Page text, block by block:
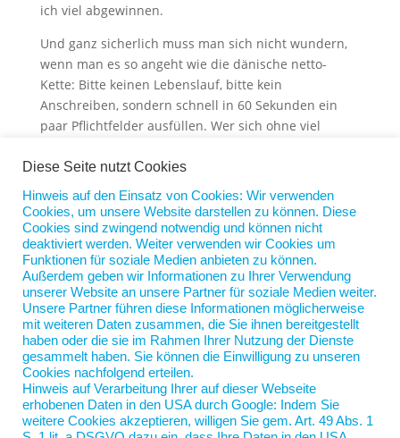
ich viel abgewinnen.
Und ganz sicherlich muss man sich nicht wundern,
wenn man es so angeht wie die dänische netto-
Kette: Bitte keinen Lebenslauf, bitte kein
Anschreiben, sondern schnell in 60 Sekunden ein
paar Pflichtfelder ausfüllen. Wer sich ohne viel
auch in 60 Sekunden schnell wieder weg.
Mit dem Daten von Frauen oder Männern ist es
allerdings wie mit dem Daten von Unternehmen:
Man sieht sich immer zweimal im Leben. Und das
Wiedersehen kann dann unangenehm sein. Deshalb
sollte man einem Unternehmen reinen Wein
einschenken, wenn man nicht mehr interessiert ist.
Dann kann man sich bei einem späteren
Wiedersehen problemlos in die Augen schauen. Und
das ist immer besser.
Diese Seite nutzt Cookies
Hinweis auf den Einsatz von Cookies: Wir verwenden
Cookies, um unsere Website darstellen zu können. Diese
Cookies sind zwingend notwendig und können nicht
deaktiviert werden. Weiter verwenden wir Cookies um
Funktionen für soziale Medien anbieten zu können.
Außerdem geben wir Informationen zu Ihrer Verwendung
unserer Website an unsere Partner für soziale Medien weiter.
Unsere Partner führen diese Informationen möglicherweise
mit weiteren Daten zusammen, die Sie ihnen bereitgestellt
haben oder die sie im Rahmen Ihrer Nutzung der Dienste
gesammelt haben. Sie können die Einwilligung zu unseren
Cookies nachfolgend erteilen.
Hinweis auf Verarbeitung Ihrer auf dieser Webseite
erhobenen Daten in den USA durch Google: Indem Sie
weitere Cookies akzeptieren, willigen Sie gem. Art. 49 Abs. 1